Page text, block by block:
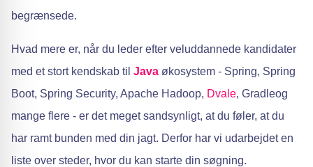
begrænsede.
Hvad mere er, når du leder efter veluddannede kandidater
med et stort kendskab til Java økosystem - Spring, Spring
Boot, Spring Security, Apache Hadoop, Dvale, Gradleog
mange flere - er det meget sandsynligt, at du føler, at du
har ramt bunden med din jagt. Derfor har vi udarbejdet en
liste over steder, hvor du kan starte din søgning.